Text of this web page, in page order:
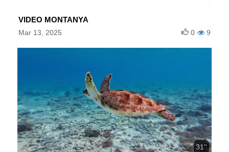
VIDEO MONTANYA
Mar 13, 2025 9
0
31''